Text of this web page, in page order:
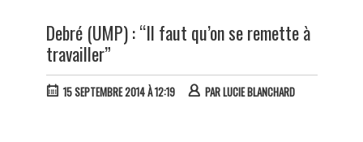
Debré (UMP) : “Il faut qu’on se remette à
travailler”
15 SEPTEMBRE 2014 À 12:19 PARLUCIE BLANCHARD